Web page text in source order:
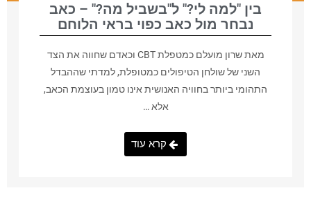
בין "למה לי?" ל"בשביל מה?" – כאב
נבחר מול כאב כפוי בראי הלוחם
מאת שרון מועלם כמטפלת CBT וכאדם שחווה את הצד
השני של שולחן הטיפולים כמטופלת, למדתי שההבדל
התהומי ביותר בחוויה האנושית אינו טמון בעוצמת הכאב,
אלא …
קרא עוד